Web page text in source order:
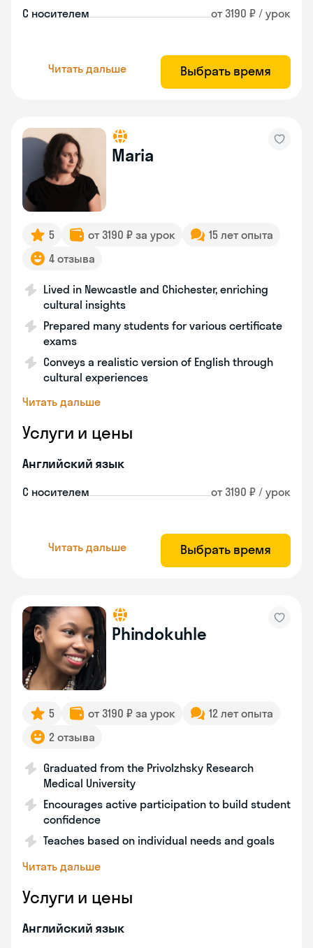
С носителем от 3190 ₽ / урок
Читать дальше Выбрать время
Maria
5 от 3190 ₽ за урок
15 лет опыта
4 отзыва
Lived in Newcastle and Chichester, enriching
cultural insights
Prepared many students for various certificate
exams
Conveys a realistic version of English through
cultural experiences
Читать дальше
Услуги и цены
Английский язык
С носителем от 3190 ₽ / урок
Читать дальше Выбрать время
Phindokuhle
5 от 3190 ₽ за урок
12 лет опыта
2 отзыва
Graduated from the Privolzhsky Research
Medical University
Encourages active participation to build student
confidence
Teaches based on individual needs and goals
Читать дальше
Услуги и цены
Английский язык